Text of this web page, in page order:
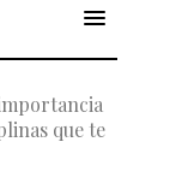
que te